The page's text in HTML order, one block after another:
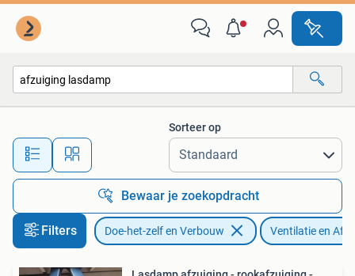
Alle afstanden…
Sorteer op
Bewaar je zoekopdracht
Filters Doe-het-zelf en Verbouw Ventilatie en